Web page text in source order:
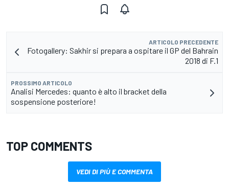
ARTICOLO PRECEDENTE
Fotogallery: Sakhir si prepara a ospitare il GP del Bahrain
2018 di F.1
PROSSIMO ARTICOLO
Analisi Mercedes: quanto è alto il bracket della
sospensione posteriore!
TOP COMMENTS
VEDI DI PIÙ E COMMENTA